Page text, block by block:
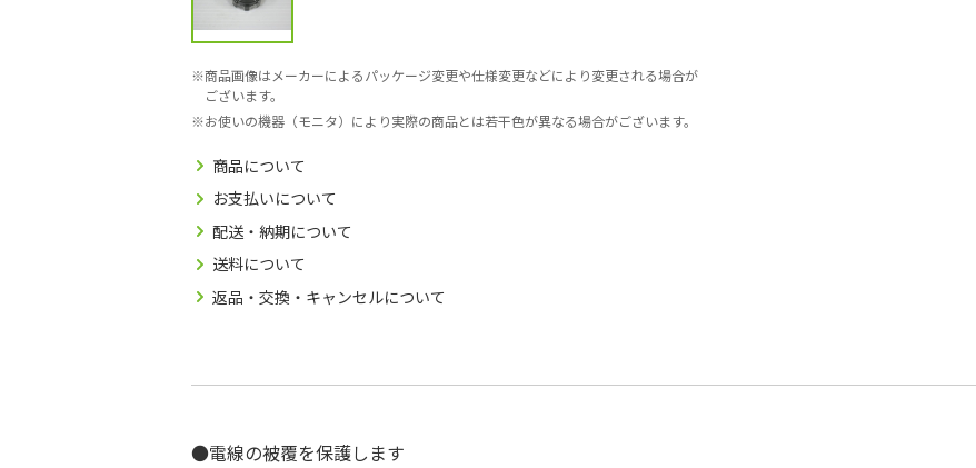
商品画像はメーカーによるパッケージ変更や仕様変更などにより変更される場合が
ございます。
お使いの機器（モニタ）により実際の商品とは若干色が異なる場合がございます。
商品について
お支払いについて
配送・納期について
送料について
返品・交換・キャンセルについて
●電線の被覆を保護します